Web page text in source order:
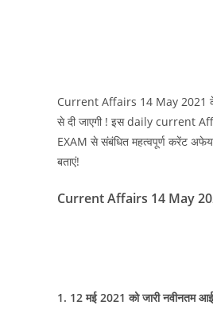
Current Affairs 14 May 2021
से दी जाएगी ! इस daily current
EXAM से संबंधित महत्वपूर्ण करेंट
बताएं!
Current Affairs 14 May
1. 12 मई 2021 को जारी नवीनतम